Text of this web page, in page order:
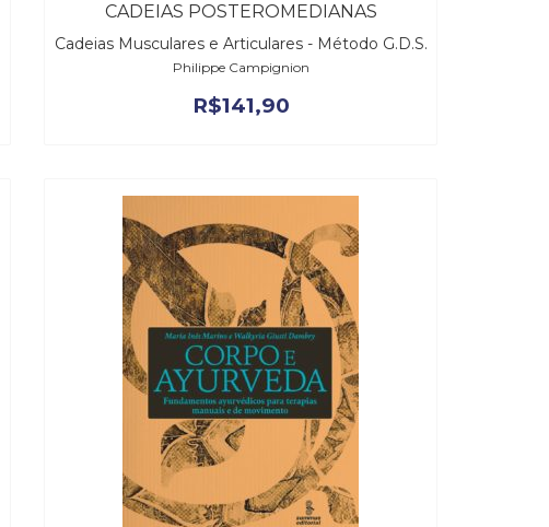
CADEIAS POSTEROMEDIANAS
Cadeias Musculares e Articulares - Método G.D.S.
Philippe Campignion
R$141,90